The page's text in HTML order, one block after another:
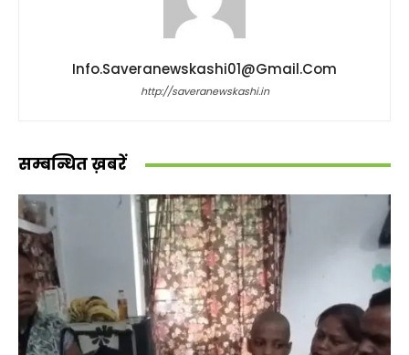
Info.saveranewskashi01@gmail.com
http://saveranewskashi.in
सम्बन्धित ख़बरें